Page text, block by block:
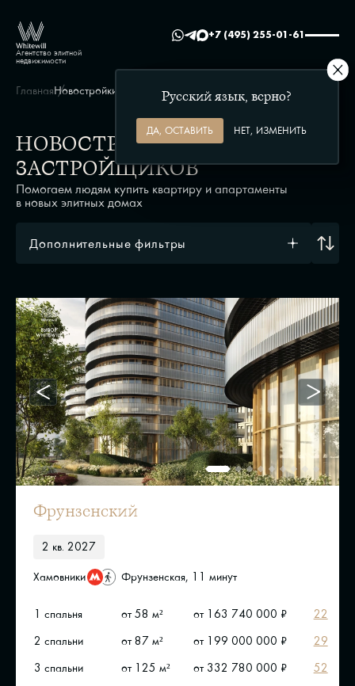
Агентство элитной
недвижимости
+7 (495) 255-01-61
ГлавнаяНовостройки Москвы
НОВОСТРОЙКИ МОСКВЫ ОТ
ЗАСТРОЙЩИКОВ
Помогаем людям купить квартиру и апартаменты
в новых элитных домах
Дополнительные фильтры
Фрунзенский
2 кв. 2027
Хамовники
Фрунзенская, 11 минут
1 спальня от 58 м² от 163 740 000 ₽
22
2 спальни
от 87 м² от 199 000 000 ₽
29
3 спальни
от 125 м² от 332 780 000 ₽
52
Русский язык, верно?
ДА, ОСТАВИТЬ НЕТ, ИЗМЕНИТЬ